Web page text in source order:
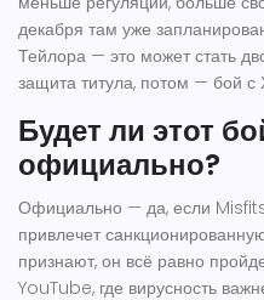
декабря там уже
Тейлора — это может стать
защита титула, потом — бой
Будет ли этот
официально?
Официально — да, если
привлечет
признают, он всё равно
YouTube, где вирусность